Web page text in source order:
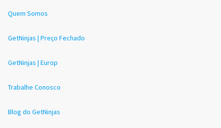
Quem Somos
GetNinjas | Preço Fechado
GetNinjas | Europ
Trabalhe Conosco
Blog do GetNinjas